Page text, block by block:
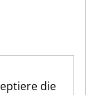
die